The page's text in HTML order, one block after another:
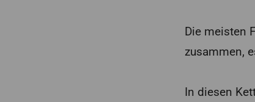
Die meisten
zusammen,
In diesen